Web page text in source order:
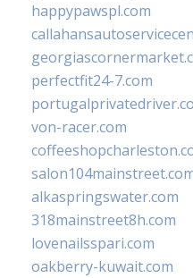
happypawspl.com
perfectfit24-7.com
von-racer.com
alkaspringswater.com
318mainstreet8h.com
lovenailsspari.com
oakberry-kuwait.com